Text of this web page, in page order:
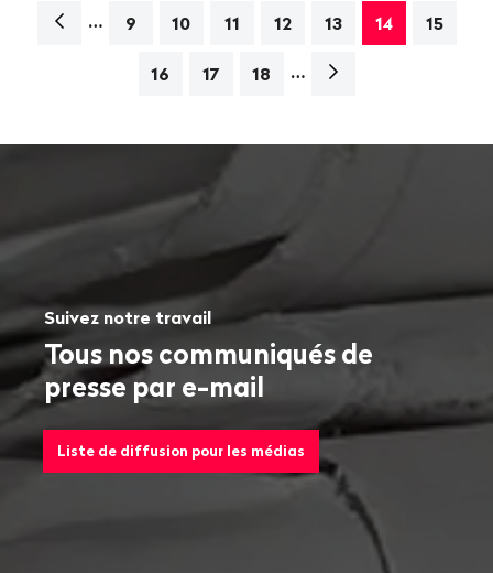
Navigation
… 9 10 11 12 13 14 15
16 17 18 …
Page
Suivez notre travail
Tous nos communiqués de
presse par e-mail
Liste de diffusion pour les médias